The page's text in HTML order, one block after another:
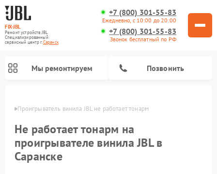
FIX-JBL
Ремонт устройств JBL
Специализированный
cервисный центр г.Саранск
+7 (800) 301-55-83
Ежедневно, с 10:00 до 20:00
+7 (800) 301-55-83
Звонок бесплатный по РФ
Мы ремонтируем Позвонить
Проигрыватель винила JBL не работает тонарм
Не работает тонарм на
проигрывателе винила JBL в
Саранске